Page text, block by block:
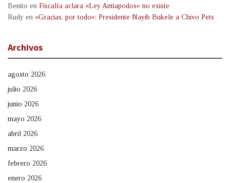
Benito en Fiscalía aclara «Ley Antiapodos» no existe
Rudy en «Gracias, por todo»: Presidente Nayib Bukele a Chivo Pets
Archivos
agosto 2026
julio 2026
junio 2026
mayo 2026
abril 2026
marzo 2026
febrero 2026
enero 2026